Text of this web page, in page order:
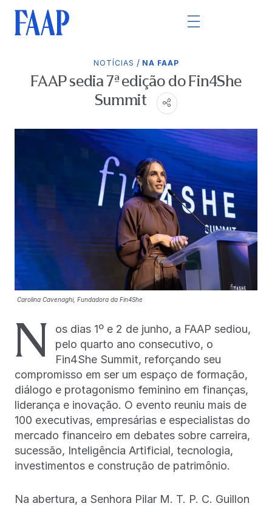
NOTÍCIAS / NA FAAP
FAAP sedia 7ª edição do Fin4She
Summit
Carolina Cavenaghi, Fundadora da Fin4She
N
os dias 1º e 2 de junho, a FAAP sediou,
pelo quarto ano consecutivo, o
Fin4She Summit, reforçando seu
compromisso em ser um espaço de formação,
diálogo e protagonismo feminino em finanças,
liderança e inovação. O evento reuniu mais de
100 executivas, empresárias e especialistas do
mercado financeiro em debates sobre carreira,
sucessão, Inteligência Artificial, tecnologia,
investimentos e construção de patrimônio.
Na abertura, a Senhora Pilar M. T. P. C. Guillon